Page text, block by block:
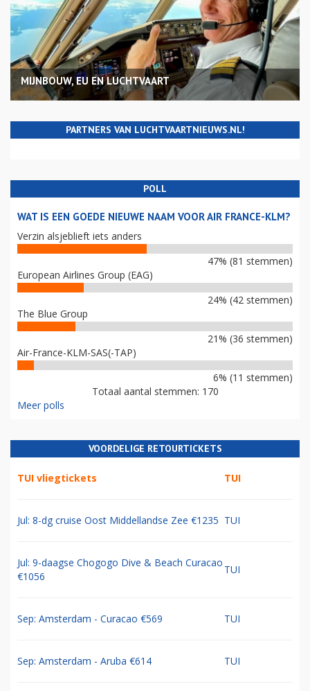
MIJNBOUW, EU EN LUCHTVAART
PARTNERS VAN LUCHTVAARTNIEUWS.NL!
POLL
WAT IS EEN GOEDE NIEUWE NAAM VOOR AIR FRANCE-KLM?
Verzin alsjeblieft iets anders
47% (81 stemmen)
European Airlines Group (EAG)
24% (42 stemmen)
The Blue Group
21% (36 stemmen)
Air-France-KLM-SAS(-TAP)
6% (11 stemmen)
Totaal aantal stemmen: 170
Meer polls
VOORDELIGE RETOURTICKETS
TUI vliegtickets TUI
Jul: 8-dg cruise Oost Middellandse Zee €1235 TUI
Jul: 9-daagse Chogogo Dive & Beach Curacao
€1056
TUI
Sep: Amsterdam - Curacao €569 TUI
Sep: Amsterdam - Aruba €614 TUI